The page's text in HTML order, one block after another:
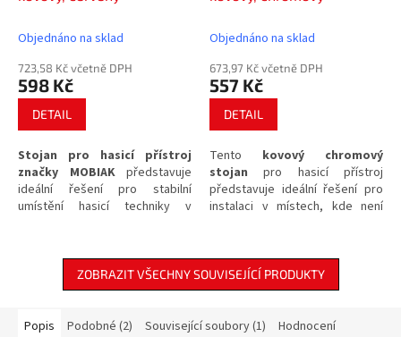
Objednáno na sklad
723,58 Kč včetně DPH
598 Kč
DETAIL
Stojan pro hasicí přístroj
značky MOBIAKpředstavuje
ideální řešení pro stabilní
umístění hasicí techniky v
Tento odolný kovový stojan v
červeném provedení zajistí, že
bude váš hasicí přístroj vždy
okamžitému zásahu.
Objednáno na sklad
673,97 Kč včetně DPH
557 Kč
DETAIL
Tento kovový chromový
stojan pro hasicí přístroj
představuje ideální řešení pro
instalaci v místech, kde není
stabilitu a snadnou
dostupnosthasicího
prostředku přímo tam, kde jej
nouze neustále po ruce.
ZOBRAZIT VŠECHNY SOUVISEJÍCÍ PRODUKTY
Popis Podobné (2) Související soubory (1) Hodnocení